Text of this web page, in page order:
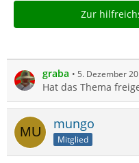
Zur
graba 5. Dezember
Hat das Thema
mungo
Mitglied